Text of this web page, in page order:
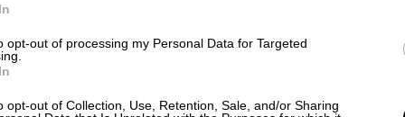
opt-out of processing my Personal Data for Targeted
opt-out of Collection, Use, Retention, Sale, and/or Sharing
el ensayo clínico fase II de la vacuna